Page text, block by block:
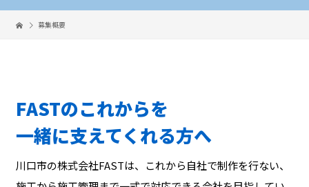
募集概要
FASTのこれからを
一緒に支えてくれる方へ
川口市の株式会社FASTは、これから自社で制作を行ない、